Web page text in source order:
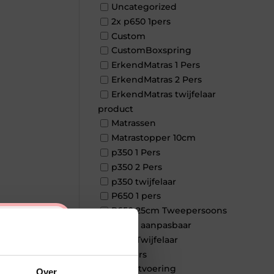
Uncategorized
2x p650 1pers
Custom
CustomBoxspring
ErkendMatras 1 Pers
ErkendMatras 2 Pers
ErkendMatras twijfelaar
product
Matrassen
Matrastopper 10cm
p350 1 Pers
p350 2 Pers
p350 twijfelaar
P650 1 pers
P650 25cm Tweepersoons
een kern aanpasbaar
P650 Twijfelaar
Toppers
Maatvoering